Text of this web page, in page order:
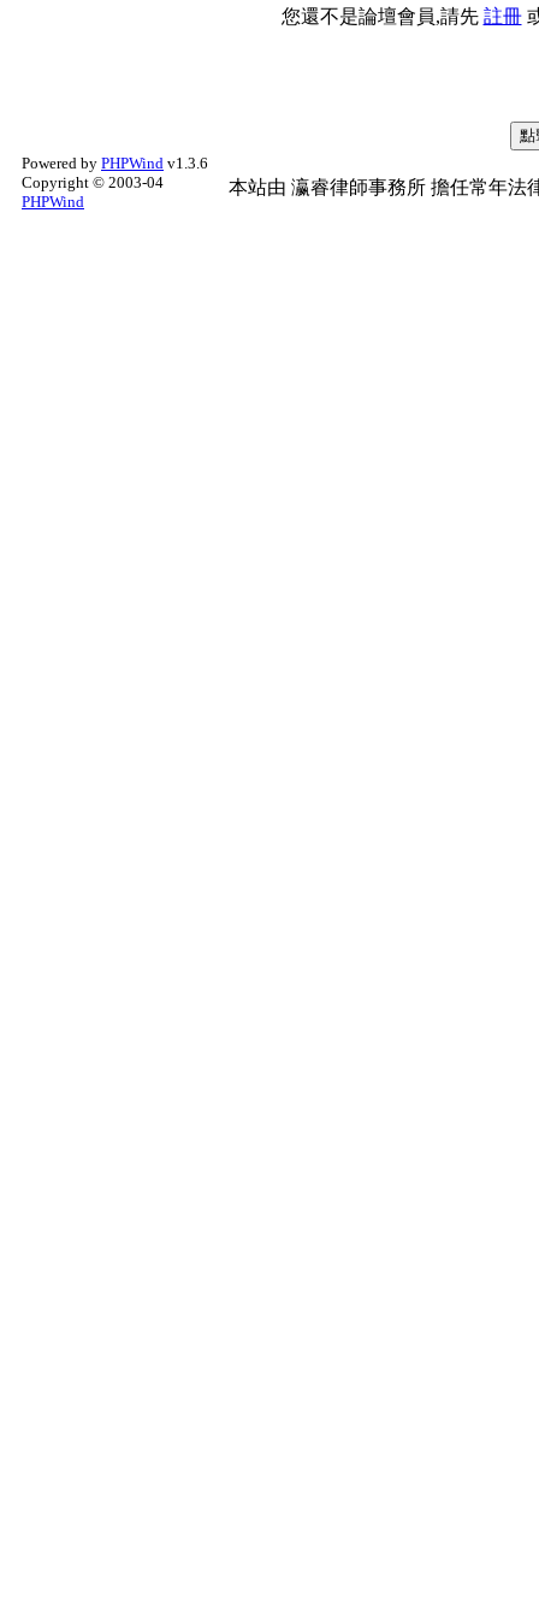
您還不是論壇會員,請先 註冊
Powered by PHPWind v1.3.6
Copyright © 2003-04
PHPWind
本站由 瀛睿律師事務所 擔任常年法